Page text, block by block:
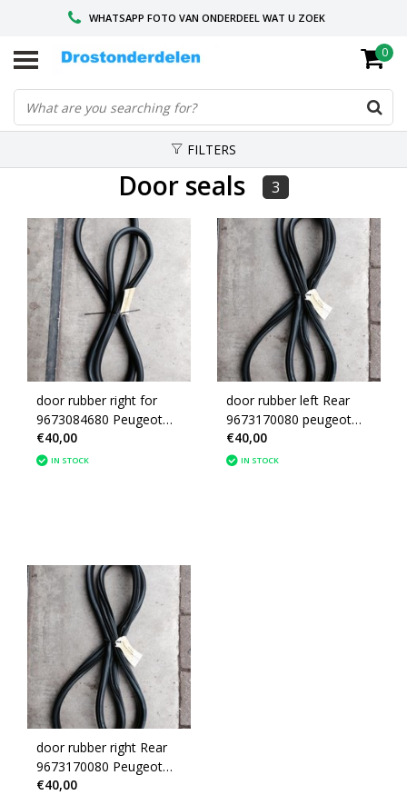
WHATSAPP FOTO VAN ONDERDEEL WAT U ZOEK
VOOR 16.00 BESTELD, VANDAAG VERZONDEN
GESPECIALISEERD PEUGEOT
0
FILTERS
Door seals 3
door rubber right for
9673084680 Peugeot
208 4 doors
€40,00
IN STOCK
door rubber left Rear
9673170080 peugeot
208 4 doors
€40,00
IN STOCK
door rubber right Rear
9673170080 Peugeot
208 4 doors
€40,00